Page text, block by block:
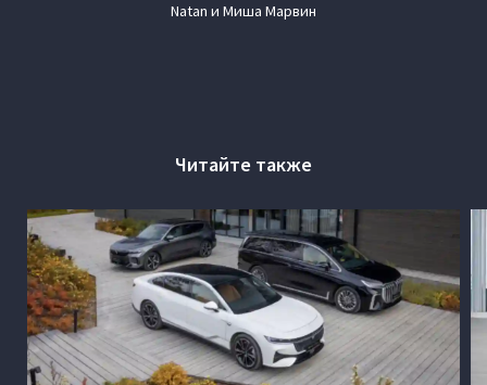
Natan и Миша Марвин
Читайте также